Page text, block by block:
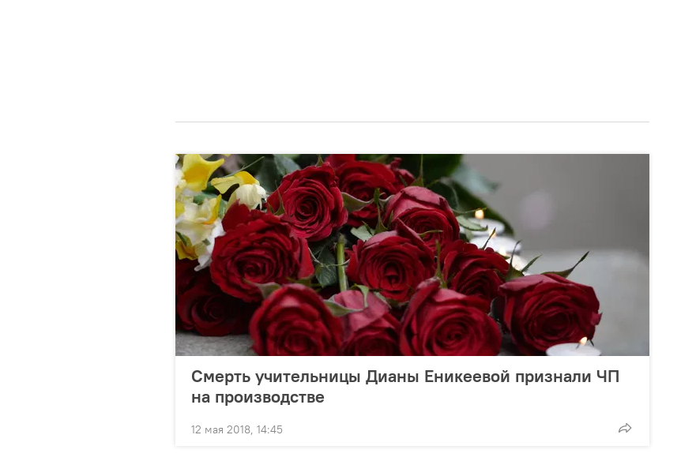
Смерть учительницы Дианы Еникеевой признали ЧП
на производстве
12 мая 2018, 14:45